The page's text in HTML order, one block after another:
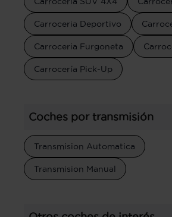
Carroceria Deportivo
Carroceria Furgoneta
Carrocería Pick-Up
Coches por transmisión
Transmision Automatica
Transmision Manual